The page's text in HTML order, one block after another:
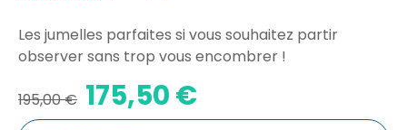
(3 avis) |
Les jumelles parfaites si vous souhaitez partir
observer sans trop vous encombrer !
195,00 € 175,50 €